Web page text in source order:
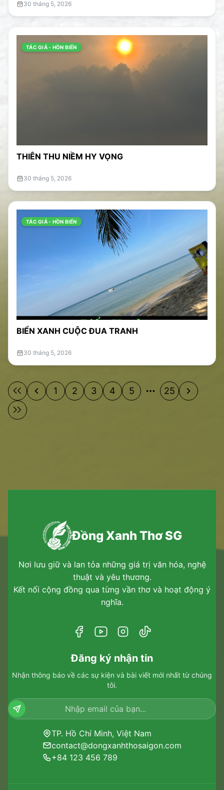
30 tháng 5, 2026
TÁC GIẢ - HỒN BIỂN
THIÊN THU NIỀM HY VỌNG
30 tháng 5, 2026
TÁC GIẢ - HỒN BIỂN
BIỂN XANH CUỘC ĐUA TRANH
30 tháng 5, 2026
1 2 3 4 5 25
Đồng Xanh Thơ SG
Nơi lưu giữ và lan tỏa những giá trị văn hóa, nghệ
thuật và yêu thương.
Kết nối cộng đồng qua từng vần thơ và hoạt động ý
nghĩa.
Đăng ký nhận tin
Nhận thông báo về các sự kiện và bài viết mới nhất từ chúng
tôi.
TP. Hồ Chí Minh, Việt Nam
contact@dongxanhthosaigon.com
+84 123 456 789